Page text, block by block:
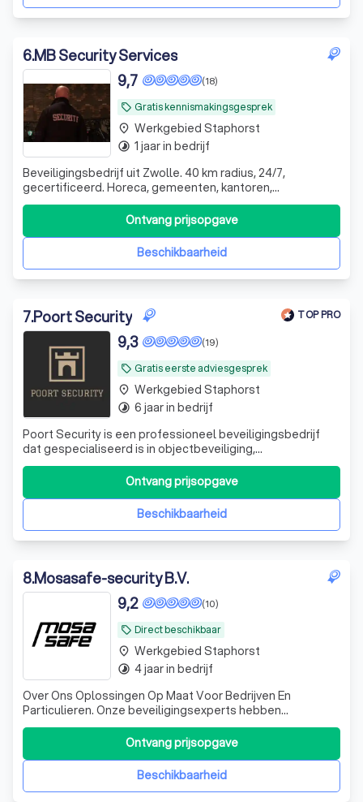
6.MB Security Services
local_offer Gratis kennismakingsgesprek
(18)
9,7
Beveiligingsbedrijf uit Zwolle. 40 km radius, 24/7,
gecertificeerd. Horeca, gemeenten, kantoren,
opvangcentra, logistiek. Klanten blijven jarenlang. Je belt
een eigenaar, geen callcenter. Dat merk je.
Beschikbaarheid
Ontvang prijsopgave
place Werkgebied Staphorst
timelapse 1 jaar in bedrijf
7.Poort Security TOP PRO
local_offer Gratis eerste adviesgesprek
(19)
9,3
Poort Security is een professioneel beveiligingsbedrijf
dat gespecialiseerd is in objectbeveiliging,
evenementbeveiliging en beveiliging op zorg- en
opvanglocaties. Met een team van gecertificeerde
beveiligers leveren wij betrouwbare en representatieve
Beschikbaarheid
Ontvang prijsopgave
place Werkgebied Staphorst
timelapse 6 jaar in bedrijf
8.Mosasafe-security B.V.
local_offer Direct beschikbaar
(10)
9,2
Over Ons Oplossingen Op Maat Voor Bedrijven En
Particulieren. Onze beveiligingsexperts hebben
jarenlange ervaring in de branche en weten precies wat er
nodig is om uw veiligheid te waarborgen. Bij Mosasafe-
Security B.V. staat kwaliteit hoog in het vaandel. Wij
werken uitsluitend met professionele
Beschikbaarheid
Ontvang prijsopgave
place Werkgebied Staphorst
timelapse 4 jaar in bedrijf